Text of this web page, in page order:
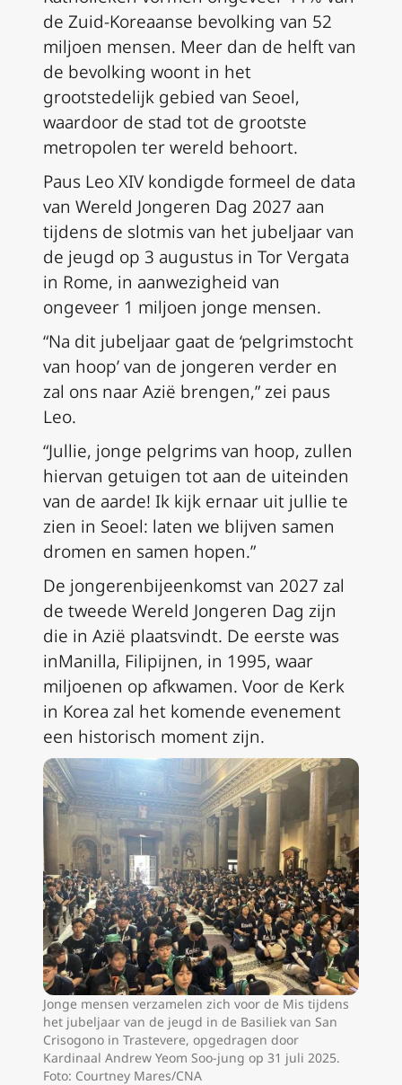
de Zuid-Koreaanse bevolking van 52
miljoen mensen. Meer dan de helft van
de bevolking woont in het
grootstedelijk gebied van Seoel,
waardoor de stad tot de grootste
metropolen ter wereld behoort.
Paus Leo XIV kondigde formeel de data
van Wereld Jongeren Dag 2027 aan
tijdens de slotmis van het jubeljaar van
de jeugd op 3 augustus in Tor Vergata
in Rome, in aanwezigheid van
ongeveer 1 miljoen jonge mensen.
“Na dit jubeljaar gaat de ‘pelgrimstocht
van hoop’ van de jongeren verder en
zal ons naar Azië brengen,” zei paus
Leo.
“Jullie, jonge pelgrims van hoop, zullen
hiervan getuigen tot aan de uiteinden
van de aarde! Ik kijk ernaar uit jullie te
zien in Seoel: laten we blijven samen
dromen en samen hopen.”
De jongerenbijeenkomst van 2027 zal
de tweede Wereld Jongeren Dag zijn
die in Azië plaatsvindt. De eerste was
inManilla, Filipijnen, in 1995, waar
miljoenen op afkwamen. Voor de Kerk
in Korea zal het komende evenement
een historisch moment zijn.
Jonge mensen verzamelen zich voor de Mis tijdens
het jubeljaar van de jeugd in de Basiliek van San
Crisogono in Trastevere, opgedragen door
Kardinaal Andrew Yeom Soo-jung op 31 juli 2025.
Foto: Courtney Mares/CNA